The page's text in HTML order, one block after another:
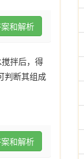
和解析
拌后，得
判断其组成
和解析